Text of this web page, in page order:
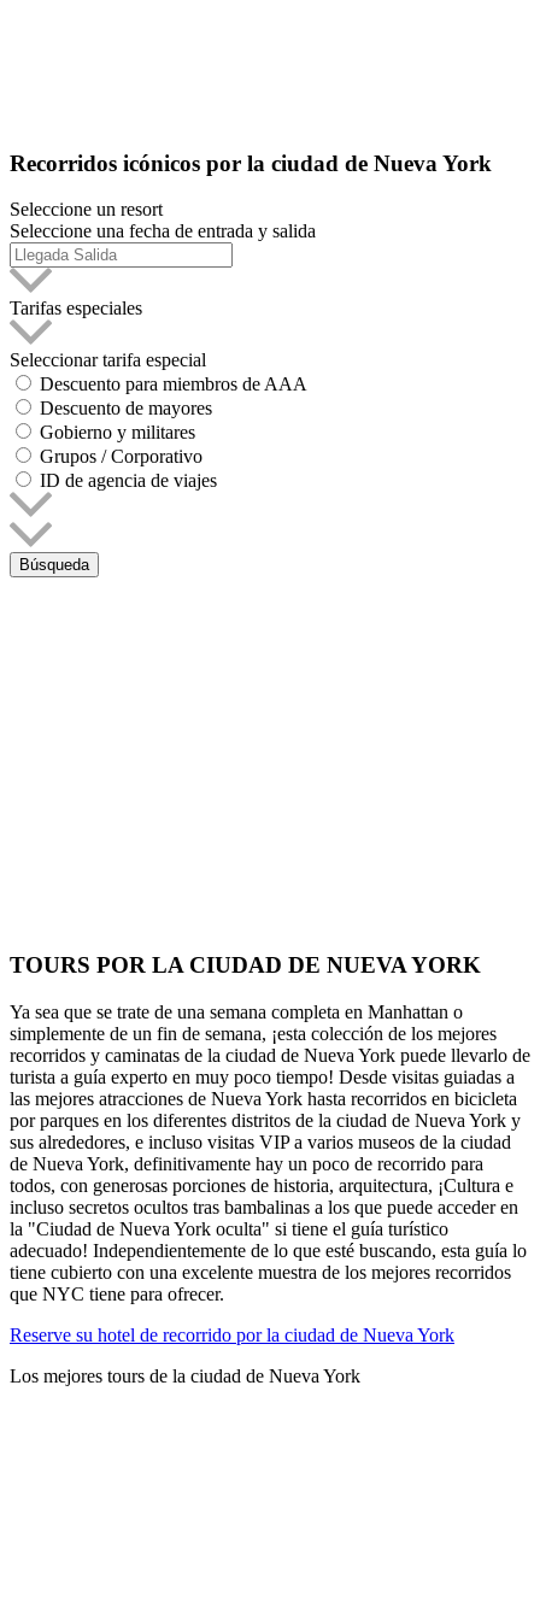
Recorridos icónicos por la ciudad de Nueva York
Seleccione un resort
Seleccione una fecha de entrada y salida
Tarifas especiales
Seleccionar tarifa especial
Descuento para miembros de AAA
Descuento de mayores
Gobierno y militares
Grupos / Corporativo
ID de agencia de viajes
Búsqueda
TOURS POR LA CIUDAD DE NUEVA YORK
Ya sea que se trate de una semana completa en Manhattan o
simplemente de un fin de semana, ¡esta colección de los mejores
recorridos y caminatas de la ciudad de Nueva York puede llevarlo de
turista a guía experto en muy poco tiempo! Desde visitas guiadas a
las mejores atracciones de Nueva York hasta recorridos en bicicleta
por parques en los diferentes distritos de la ciudad de Nueva York y
sus alrededores, e incluso visitas VIP a varios museos de la ciudad
de Nueva York, definitivamente hay un poco de recorrido para
todos, con generosas porciones de historia, arquitectura, ¡Cultura e
incluso secretos ocultos tras bambalinas a los que puede acceder en
la "Ciudad de Nueva York oculta" si tiene el guía turístico
adecuado! Independientemente de lo que esté buscando, esta guía lo
tiene cubierto con una excelente muestra de los mejores recorridos
que NYC tiene para ofrecer.
Reserve su hotel de recorrido por la ciudad de Nueva York
Los mejores tours de la ciudad de Nueva York